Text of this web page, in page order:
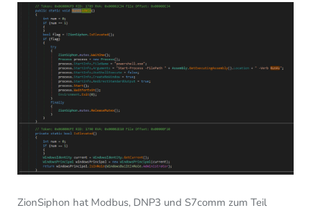
ZionSiphon hat Modbus, DNP3 und S7comm zum Teil